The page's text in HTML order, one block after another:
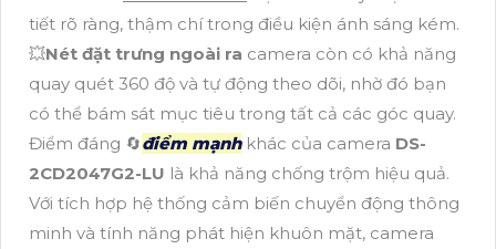
tiết rõ ràng, thậm chí trong điều kiện ánh sáng kém.
💥Nét đặt trưng ngoài ra camera còn có khả năng
quay quét 360 độ và tự động theo dõi, nhờ đó bạn
có thể bám sát mục tiêu trong tất cả các góc quay.
Điểm đáng 🔄điểm mạnhkhác của camera DS-
2CD2047G2-LU là khả năng chống trộm hiệu quả.
Với tích hợp hệ thống cảm biến chuyển động thông
minh và tính năng phát hiện khuôn mặt, camera